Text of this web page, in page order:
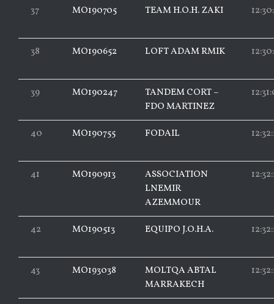
37 MO190705 TEAM H.O.H. ZAKI
38 MO190652 LOFT ADAM RMIK
39 MO190247
TANDEM CORT –
FDO MARTINEZ
40 MO190755 FODAIL
41 MO190913
ASSOCIATION
LNEMIR
AZEMMOUR
42 MO190513 EQUIPO J.O.H.A.
43 MO193038
MOLTQA ABTAL
MARRAKECH